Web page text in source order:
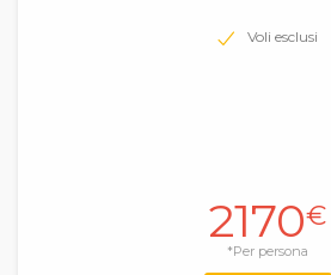
Voli esclusi
2170€
*Per persona